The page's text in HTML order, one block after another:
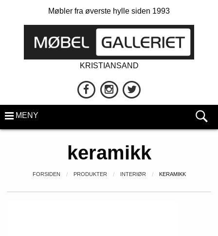
Møbler fra øverste hylle siden 1993
KRISTIANSAND
MENY
keramikk
FORSIDEN PRODUKTER INTERIØR KERAMIKK